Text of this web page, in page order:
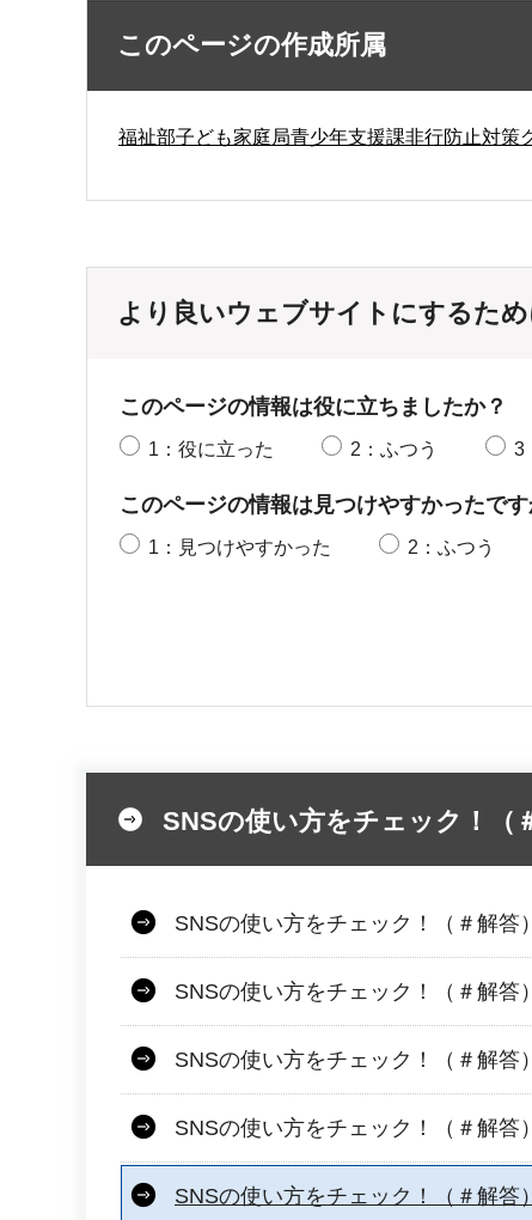
このページの作成所属
福祉部子ども家庭局青少年支援課非行防止対策
より良いウェブサイトにするた
このページの情報は役に立ちましたか？
1：役に立った 2：ふつう 3
このページの情報は見つけやすかったです
1：見つけやすかった 2：ふつう
SNSの使い方をチェック！（
SNSの使い方をチェック！（＃解答
SNSの使い方をチェック！（＃解答
SNSの使い方をチェック！（＃解答
SNSの使い方をチェック！（＃解答
SNSの使い方をチェック！（＃解答